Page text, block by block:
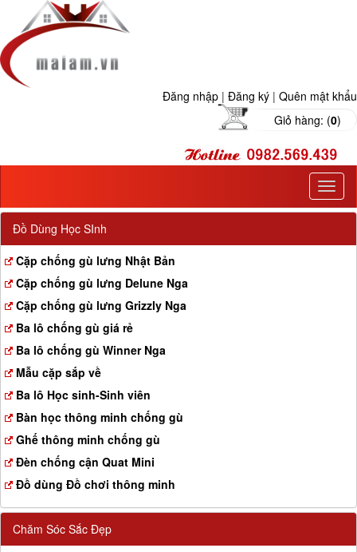
Đăng nhập | Đăng ký | Quên mật khẩu
Giỏ hàng: (0)
T
o
Đồ Dùng Học SInh
Cặp chống gù lưng Nhật Bản
Cặp chống gù lưng Delune Nga
Cặp chống gù lưng Grizzly Nga
Ba lô chống gù giá rẻ
Ba lô chống gù Winner Nga
Mẫu cặp sắp về
Ba lô Học sinh-Sinh viên
Bàn học thông minh chống gù
Ghế thông minh chống gù
Đèn chống cận Quat Mini
Đồ dùng Đồ chơi thông minh
Chăm Sóc Sắc Đẹp